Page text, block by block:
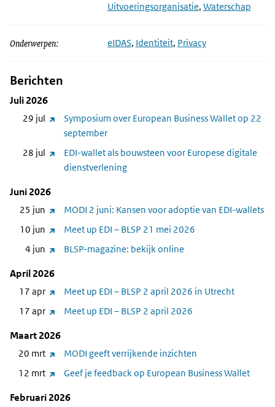
Uitvoeringsorganisatie, Waterschap
Onderwerpen: eIDAS, Identiteit, Privacy
Berichten
Juli 2026
29 jul
Symposium over European Business Wallet op 22
september
(link
naar
website)
28 jul
EDI-wallet als bouwsteen voor Europese digitale
dienstverlening
(link
naar
Juni 2026
25 jun MODI 2 juni: Kansen voor adoptie van EDI-wallets
(link
website)
10 jun Meet up EDI – BLSP 21 mei 2026
(link
4 jun BLSP-magazine: bekijk online
(link
website)
April 2026
17 apr Meet up EDI – BLSP 2 april 2026 in Utrecht
(link
17 apr Meet up EDI – BLSP 2 april 2026
(link
website)
Maart 2026
20 mrt MODI geeft verrijkende inzichten
(link
naar
website)
12 mrt Geef je feedback op European Business Wallet
(link
andere
Februari 2026